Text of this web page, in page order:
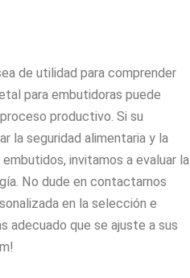
de utilidad para comprender
para embutidoras puede
productivo. Si su
la seguridad alimentaria y la
invitamos a evaluar la
No dude en contactarnos
en la selección e
adecuado que se ajuste a sus